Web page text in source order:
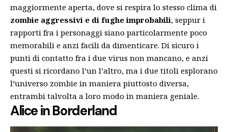
maggiormente aperta, dove si respira lo stesso clima di
zombie aggressivi e di fughe improbabili, seppur i
rapporti fra i personaggi siano particolarmente poco
memorabili e anzi facili da dimenticare. Di sicuro i
punti di contatto fra i due virus non mancano, e anzi
questi si ricordano l’un l’altro, ma i due titoli esplorano
l’universo zombie in maniera piuttosto diversa,
entrambi talvolta a loro modo in maniera geniale.
Alice in Borderland